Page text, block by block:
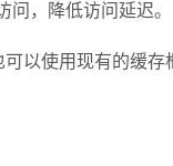
，降低访问延迟。
以使用现有的缓存